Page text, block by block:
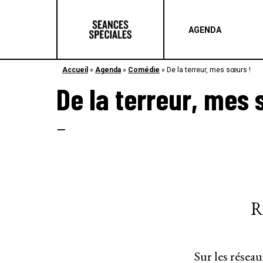
AGENDA
Accueil » Agenda » Comédie » De la terreur, mes sœurs !
De la terreur,
–
Sur les